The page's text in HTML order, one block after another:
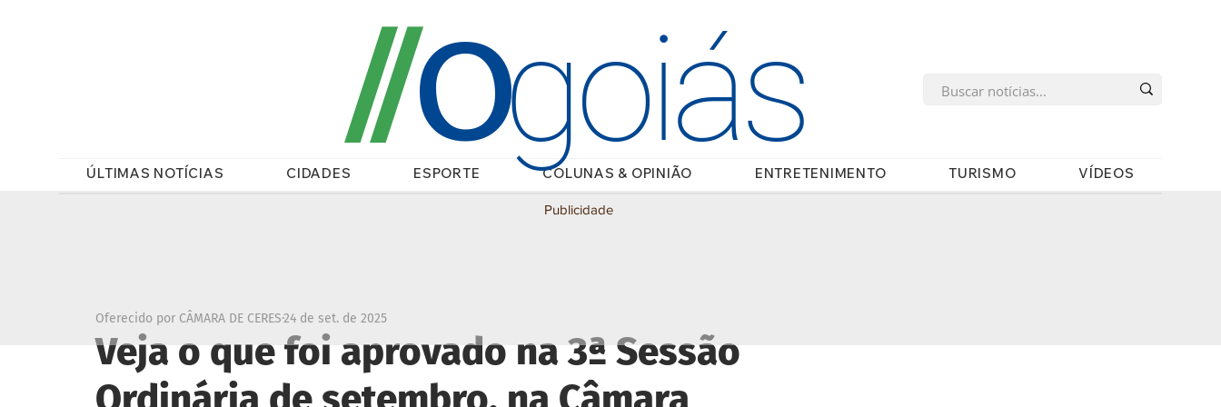
ÚLTIMAS NOTÍCIAS CIDADES ESPORTE COLUNAS & OPINIÃO ENTRETENIMENTO TURISMO VÍDEOS
//Ogoiás
Veja o que foi aprovado na 3ª Sessão
Oferecido por CÂMARA DE CERES24 de set. de 2025
Publicidade